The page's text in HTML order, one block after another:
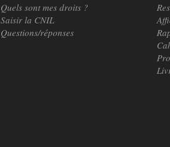
Quels sont mes droits ?
Saisir la CNIL
Questions/réponses